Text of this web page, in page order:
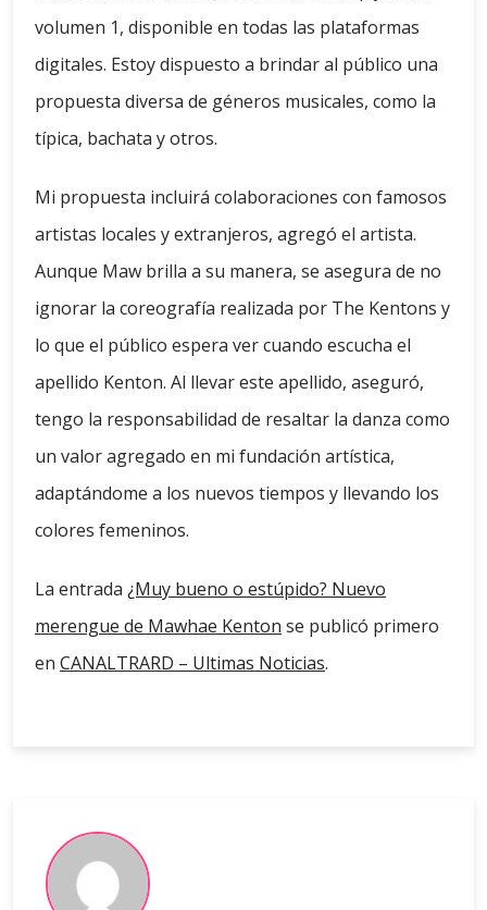
volumen 1, disponible en todas las plataformas
digitales. Estoy dispuesto a brindar al público una
propuesta diversa de géneros musicales, como la
típica, bachata y otros.
Mi propuesta incluirá colaboraciones con famosos
artistas locales y extranjeros, agregó el artista.
Aunque Maw brilla a su manera, se asegura de no
ignorar la coreografía realizada por The Kentons y
lo que el público espera ver cuando escucha el
apellido Kenton. Al llevar este apellido, aseguró,
tengo la responsabilidad de resaltar la danza como
un valor agregado en mi fundación artística,
adaptándome a los nuevos tiempos y llevando los
colores femeninos.
La entrada ¿Muy bueno o estúpido? Nuevo
merengue de Mawhae Kenton se publicó primero
en CANALTRARD – Ultimas Noticias.